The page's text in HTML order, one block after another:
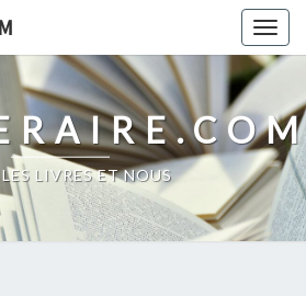
LIVRES ET NOUS